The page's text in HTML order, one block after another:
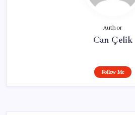
Author
Can Çelik
Follow Me